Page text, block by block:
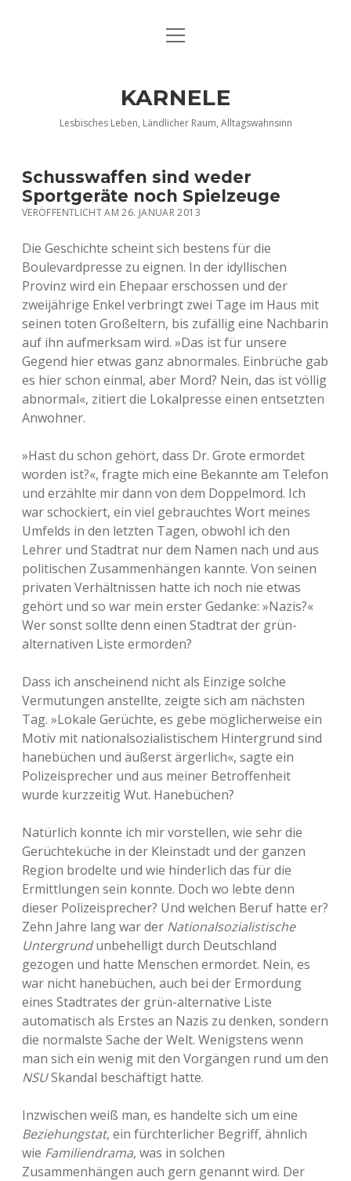
DATENSCHUTZERKLÄRUNG
Menü
KARNELE
Lesbisches Leben, Ländlicher Raum, Alltagswahnsinn
Schusswaffen sind weder
Sportgeräte noch Spielzeuge
VERÖFFENTLICHT AM 26. JANUAR 2013
Die Geschichte scheint sich bestens für die
Boulevardpresse zu eignen. In der idyllischen
Provinz wird ein Ehepaar erschossen und der
zweijährige Enkel verbringt zwei Tage im Haus mit
seinen toten Großeltern, bis zufällig eine Nachbarin
auf ihn aufmerksam wird. »Das ist für unsere
Gegend hier etwas ganz abnormales. Einbrüche gab
es hier schon einmal, aber Mord? Nein, das ist völlig
abnormal«, zitiert die Lokalpresse einen entsetzten
Anwohner.
»Hast du schon gehört, dass Dr. Grote ermordet
worden ist?«, fragte mich eine Bekannte am Telefon
und erzählte mir dann von dem Doppelmord. Ich
war schockiert, ein viel gebrauchtes Wort meines
Umfelds in den letzten Tagen, obwohl ich den
Lehrer und Stadtrat nur dem Namen nach und aus
politischen Zusammenhängen kannte. Von seinen
privaten Verhältnissen hatte ich noch nie etwas
gehört und so war mein erster Gedanke: »Nazis?«
Wer sonst sollte denn einen Stadtrat der grün-
alternativen Liste ermorden?
Dass ich anscheinend nicht als Einzige solche
Vermutungen anstellte, zeigte sich am nächsten
Tag. »Lokale Gerüchte, es gebe möglicherweise ein
Motiv mit nationalsozialistischem Hintergrund sind
hanebüchen und äußerst ärgerlich«, sagte ein
Polizeisprecher und aus meiner Betroffenheit
wurde kurzzeitig Wut. Hanebüchen?
Natürlich konnte ich mir vorstellen, wie sehr die
Gerüchteküche in der Kleinstadt und der ganzen
Region brodelte und wie hinderlich das für die
Ermittlungen sein konnte. Doch wo lebte denn
dieser Polizeisprecher? Und welchen Beruf hatte er?
Zehn Jahre lang war der Nationalsozialistische
Untergrundunbehelligt durch Deutschland
gezogen und hatte Menschen ermordet. Nein, es
war nicht hanebüchen, auch bei der Ermordung
eines Stadtrates der grün-alternative Liste
automatisch als Erstes an Nazis zu denken, sondern
die normalste Sache der Welt. Wenigstens wenn
man sich ein wenig mit den Vorgängen rund um den
NSUSkandal beschäftigt hatte.
Inzwischen weiß man, es handelte sich um eine
Beziehungstat, ein fürchterlicher Begriff, ähnlich
wie Familiendrama, was in solchen
Zusammenhängen auch gern genannt wird. Der